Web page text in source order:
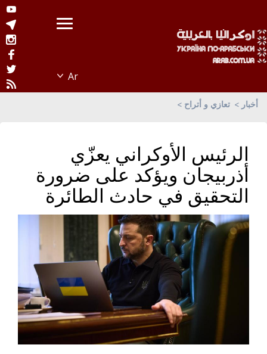
أخبار تعازي و أتراح
الرئيس الأوكراني يعزّي
أذربيجان ويؤكد على ضرورة
التحقيق في حادث الطائرة